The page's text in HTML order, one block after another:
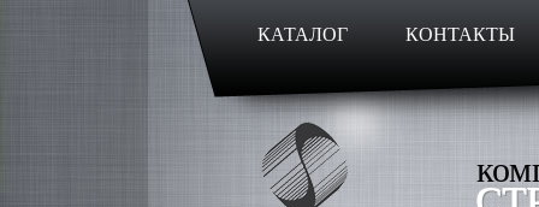
КАТАЛОГ КОНТАКТЫ